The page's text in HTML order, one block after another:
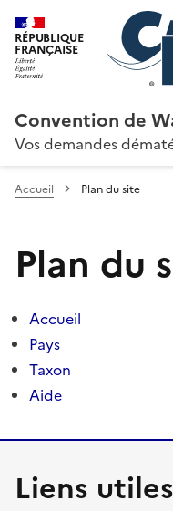
RÉPUBLIQUE
FRANÇAISE
Convention de
Vos demandes
Accueil Plan du site
Plan du
Accueil
Pays
Taxon
Aide
Liens utiles